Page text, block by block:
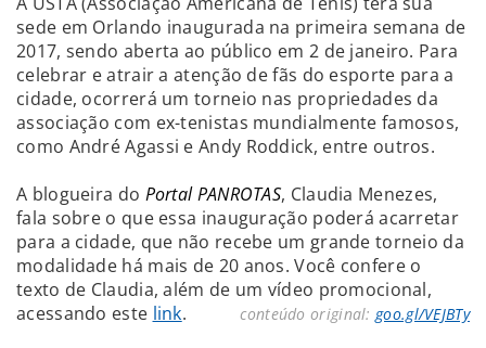
sede em Orlando inaugurada na primeira semana de
2017, sendo aberta ao público em 2 de janeiro. Para
celebrar e atrair a atenção de fãs do esporte para a
cidade, ocorrerá um torneio nas propriedades da
associação com ex-tenistas mundialmente famosos,
como André Agassi e Andy Roddick, entre outros.
A blogueira do Portal PANROTAS, Claudia Menezes,
fala sobre o que essa inauguração poderá acarretar
para a cidade, que não recebe um grande torneio da
modalidade há mais de 20 anos. Você confere o
texto de Claudia, além de um vídeo promocional,
acessando este link. conteúdo original: goo.gl/VEJBTy